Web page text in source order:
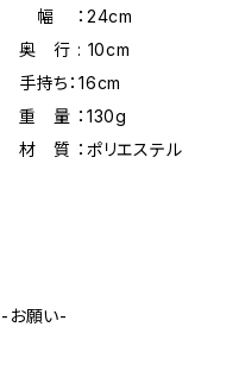
幅 ：24cm
奥 行 : 10cm
手持ち：16cm
重 量 ：130g
材 質 ：ポリエステル
-お願い-